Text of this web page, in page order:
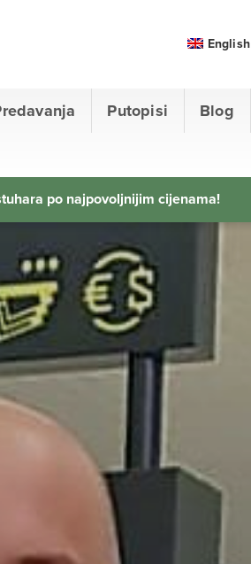
Putopisi Blog
English
po najpovoljnijim cijenama!